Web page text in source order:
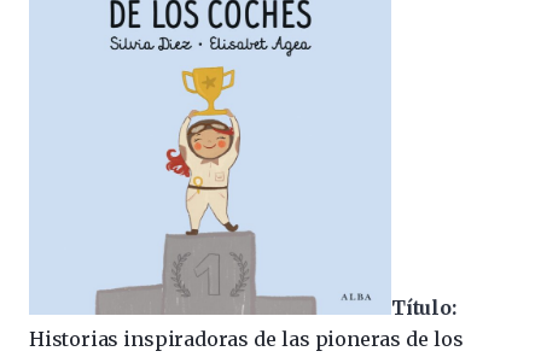
Título:
Historias inspiradoras de las pioneras de los